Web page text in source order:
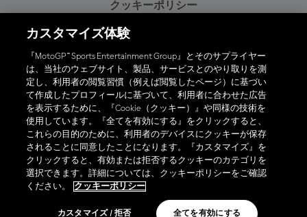
クッキーポリシー
プライバシーポリシー
購入ポリシー
オフィシャルアプリ
© 2026 MotoGP Sports Entertainment Group. 全著作権所有。全ての
商標はそれぞれの所有者に帰属。
カスタマイズ体験
『MotoGP™ Sports Entertainment Group』とそのサプライヤー
は、当社のウェブサイト、製品、サービスとのやり取りを測
定し、利用者の閲覧習慣（例えば閲覧したページ）に基づい
て作成したプロフィールに基づいて、利用者に合わせた広告
を表示するために、『Cookie（クッキー）』や同様の技術を
使用しています。『全てを有効にする』をクリックすると、
これらの目的のために、利用者のデバイスにクッキーが保存
されることに同意したことになります。『カスタマイズ』を
クリックすると、有効または拒否するクッキーのカテゴリを
選択できます。詳細については、クッキーポリシーをご確認
ください。
クッキーポリシー
カスタマイズ / 拒否 全てを有効にする